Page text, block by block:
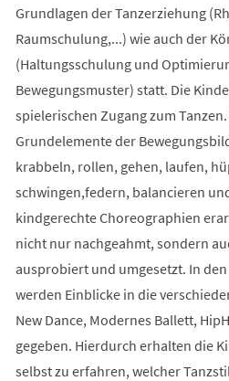
Grundlagen der Tanzerziehung
Raumschulung,...) wie auch der
(Haltungsschulung und
Bewegungsmuster) statt. Die
spielerischen Zugang zum
Grundelemente der
krabbeln, rollen, gehen, laufen,
schwingen,federn, balancieren
kindgerechte Choreographien
nicht nur nachgeahmt, sondern
ausprobiert und umgesetzt. In
werden Einblicke in die
New Dance, Modernes Ballett,
gegeben. Hierdurch erhalten die
selbst zu erfahren, welcher